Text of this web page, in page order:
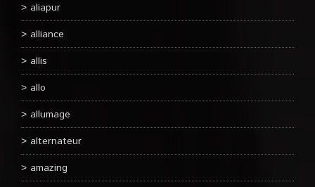
aliapur
alliance
allis
allo
allumage
alternateur
amazing